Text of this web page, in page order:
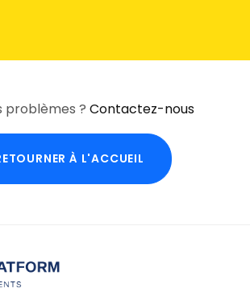
problèmes ? Contactez-nous
À L'ACCUEIL